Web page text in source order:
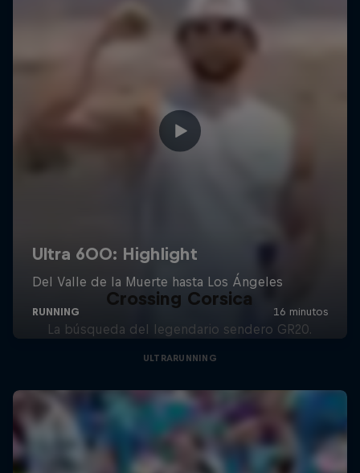
Crossing Corsica
La búsqueda del legendario sendero GR20.
ULTRARUNNING